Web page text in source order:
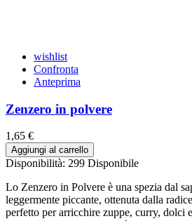
wishlist
Confronta
Anteprima
Zenzero in polvere
1,65 €
Aggiungi al carrello
Disponibilità: 299 Disponibile
Lo Zenzero in Polvere è una spezia dal
leggermente piccante, ottenuta dalla
perfetto per arricchire zuppe, curry, dolci